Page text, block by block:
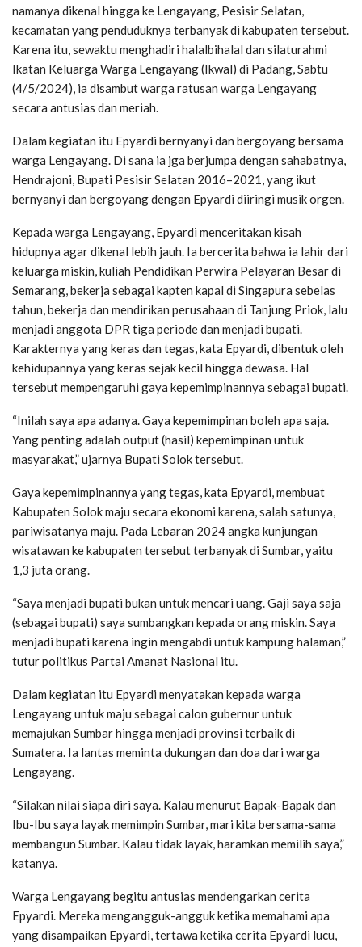
namanya dikenal hingga ke Lengayang, Pesisir Selatan,
kecamatan yang penduduknya terbanyak di kabupaten tersebut.
Karena itu, sewaktu menghadiri halalbihalal dan silaturahmi
Ikatan Keluarga Warga Lengayang (Ikwal) di Padang, Sabtu
(4/5/2024), ia disambut warga ratusan warga Lengayang
secara antusias dan meriah.
Dalam kegiatan itu Epyardi bernyanyi dan bergoyang bersama
warga Lengayang. Di sana ia jga berjumpa dengan sahabatnya,
Hendrajoni, Bupati Pesisir Selatan 2016–2021, yang ikut
bernyanyi dan bergoyang dengan Epyardi diiringi musik orgen.
Kepada warga Lengayang, Epyardi menceritakan kisah
hidupnya agar dikenal lebih jauh. Ia bercerita bahwa ia lahir dari
keluarga miskin, kuliah Pendidikan Perwira Pelayaran Besar di
Semarang, bekerja sebagai kapten kapal di Singapura sebelas
tahun, bekerja dan mendirikan perusahaan di Tanjung Priok, lalu
menjadi anggota DPR tiga periode dan menjadi bupati.
Karakternya yang keras dan tegas, kata Epyardi, dibentuk oleh
kehidupannya yang keras sejak kecil hingga dewasa. Hal
tersebut mempengaruhi gaya kepemimpinannya sebagai bupati.
“Inilah saya apa adanya. Gaya kepemimpinan boleh apa saja.
Yang penting adalah output (hasil) kepemimpinan untuk
masyarakat,” ujarnya Bupati Solok tersebut.
Gaya kepemimpinannya yang tegas, kata Epyardi, membuat
Kabupaten Solok maju secara ekonomi karena, salah satunya,
pariwisatanya maju. Pada Lebaran 2024 angka kunjungan
wisatawan ke kabupaten tersebut terbanyak di Sumbar, yaitu
1,3 juta orang.
“Saya menjadi bupati bukan untuk mencari uang. Gaji saya saja
(sebagai bupati) saya sumbangkan kepada orang miskin. Saya
menjadi bupati karena ingin mengabdi untuk kampung halaman,”
tutur politikus Partai Amanat Nasional itu.
Dalam kegiatan itu Epyardi menyatakan kepada warga
Lengayang untuk maju sebagai calon gubernur untuk
memajukan Sumbar hingga menjadi provinsi terbaik di
Sumatera. Ia lantas meminta dukungan dan doa dari warga
Lengayang.
“Silakan nilai siapa diri saya. Kalau menurut Bapak-Bapak dan
Ibu-Ibu saya layak memimpin Sumbar, mari kita bersama-sama
membangun Sumbar. Kalau tidak layak, haramkan memilih saya,”
katanya.
Warga Lengayang begitu antusias mendengarkan cerita
Epyardi. Mereka mengangguk-angguk ketika memahami apa
yang disampaikan Epyardi, tertawa ketika cerita Epyardi lucu,